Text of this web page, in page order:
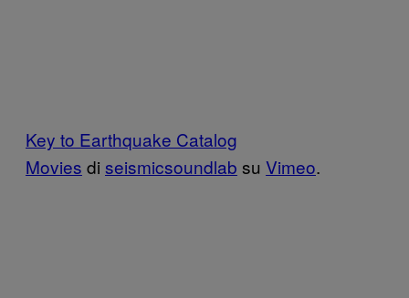
Key to Earthquake Catalog
Movies di seismicsoundlab su Vimeo.